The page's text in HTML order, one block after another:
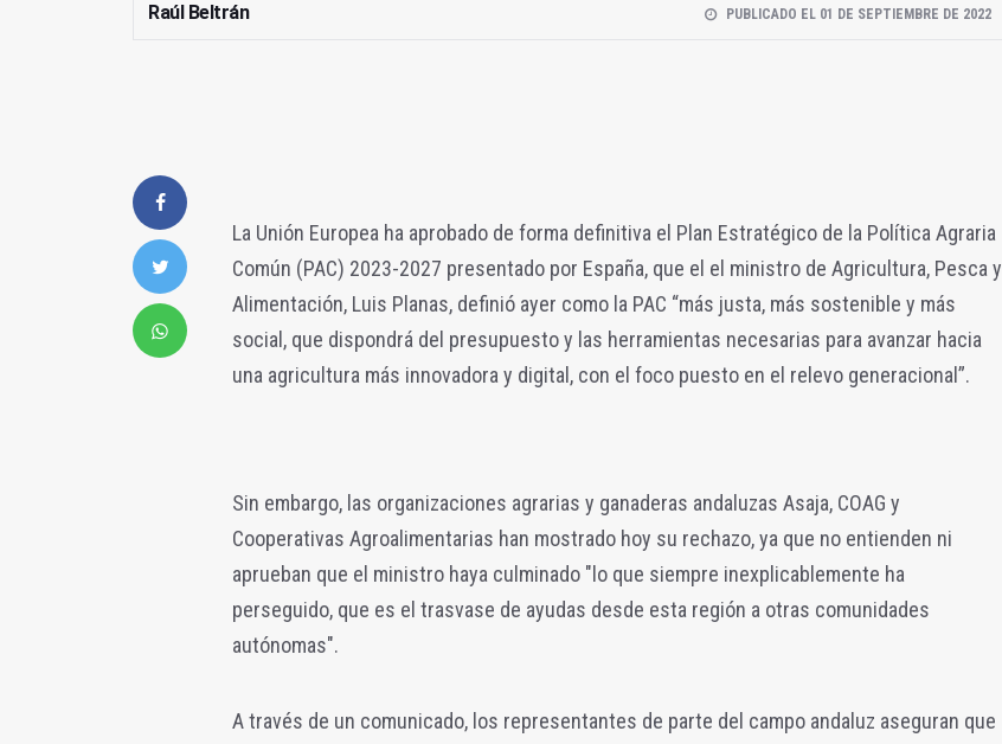
Raúl Beltrán PUBLICADO EL 01 DE SEPTIEMBRE DE 2022
La Unión Europea ha aprobado de forma definitiva el Plan Estratégico de la Política Agraria
Común (PAC) 2023-2027 presentado por España, que el el ministro de Agricultura, Pesca y
Alimentación, Luis Planas, definió ayer como la PAC “más justa, más sostenible y más
social, que dispondrá del presupuesto y las herramientas necesarias para avanzar hacia
una agricultura más innovadora y digital, con el foco puesto en el relevo generacional”.
Sin embargo, las organizaciones agrarias y ganaderas andaluzas Asaja, COAG y
Cooperativas Agroalimentarias han mostrado hoy su rechazo, ya que no entienden ni
aprueban que el ministro haya culminado "lo que siempre inexplicablemente ha
perseguido, que es el trasvase de ayudas desde esta región a otras comunidades
autónomas".
A través de un comunicado, los representantes de parte del campo andaluz aseguran que